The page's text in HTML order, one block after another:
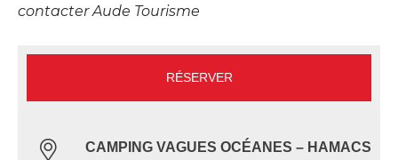
contacter Aude Tourisme
RÉSERVER
CAMPING VAGUES OCÉANES – HAMACS